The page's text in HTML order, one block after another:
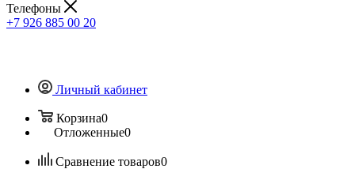
Телефоны
+7 926 885 00 20
Личный кабинет
Корзина0
Отложенные0
Сравнение товаров0